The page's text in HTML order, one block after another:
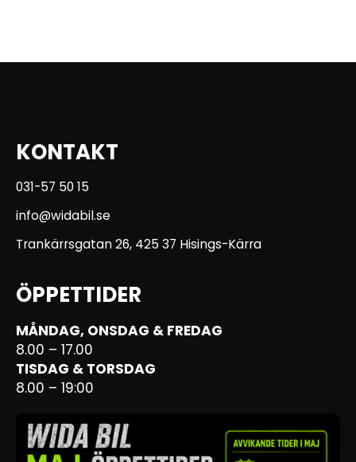
KONTAKT
031-57 50 15
info@widabil.se
Trankärrsgatan 26, 425 37 Hisings-Kärra
ÖPPETTIDER
MÅNDAG, ONSDAG & FREDAG
8.00 – 17.00
TISDAG & TORSDAG
8.00 – 19:00